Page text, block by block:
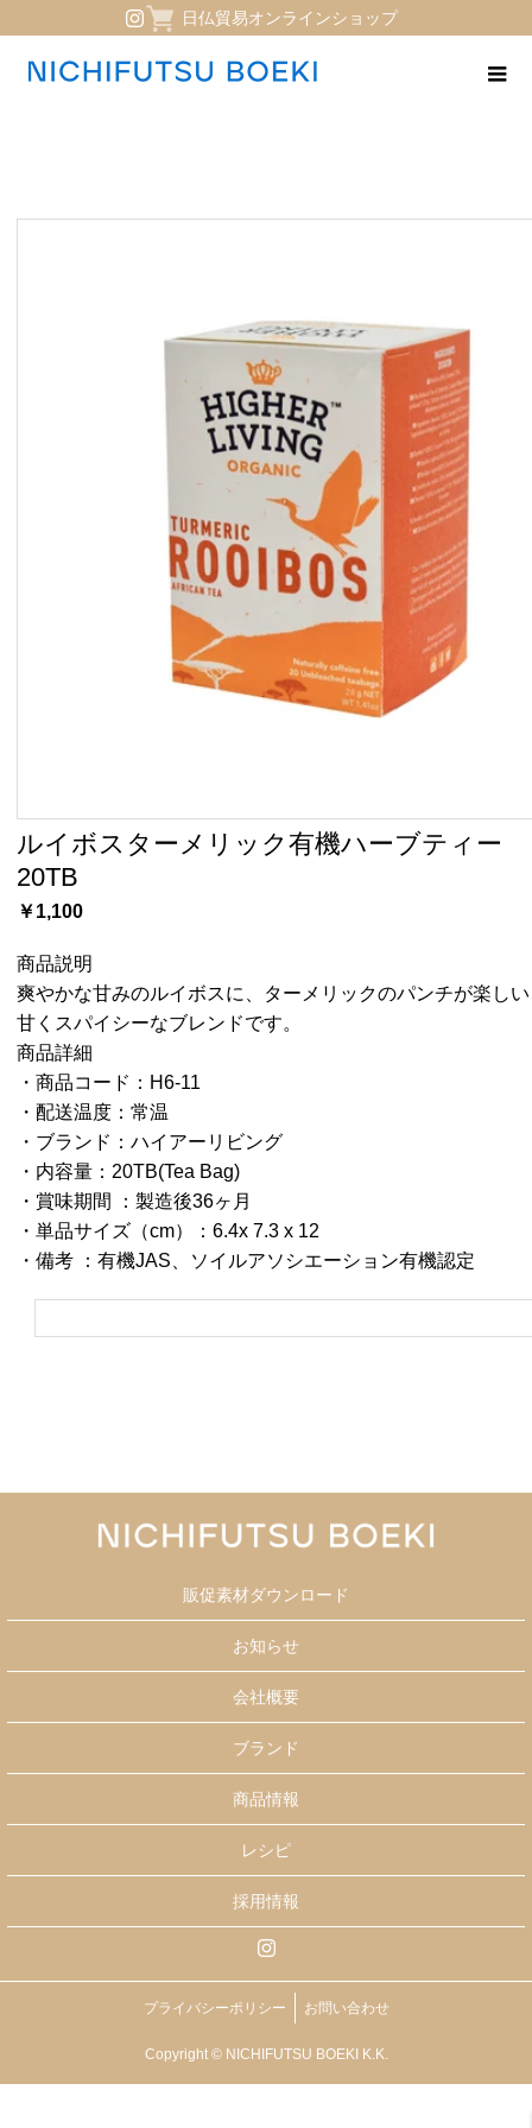
日仏貿易オンラインショップ
ルイボスターメリック有機ハーブティー
20TB
￥1,100
商品説明
爽やかな甘みのルイボスに、ターメリックのパンチが楽し
甘くスパイシーなブレンドです。
商品詳細
・商品コード：H6-11
・配送温度：常温
・ブランド：ハイアーリビング
・内容量：20TB(Tea Bag)
・賞味期間 ：製造後36ヶ月
・単品サイズ（cm）：6.4x 7.3 x 12
・備考 ：有機JAS、ソイルアソシエーション有機認定
販促素材ダウンロード
お知らせ
会社概要
ブランド
商品情報
レシピ
採用情報
プライバシーポリシー お問い合わせ
Copyright © NICHIFUTSU BOEKI K.K.